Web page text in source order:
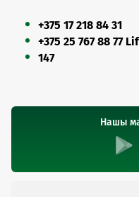
+375 17 218 84 31
+375 25 767 88 77
147
Нашы